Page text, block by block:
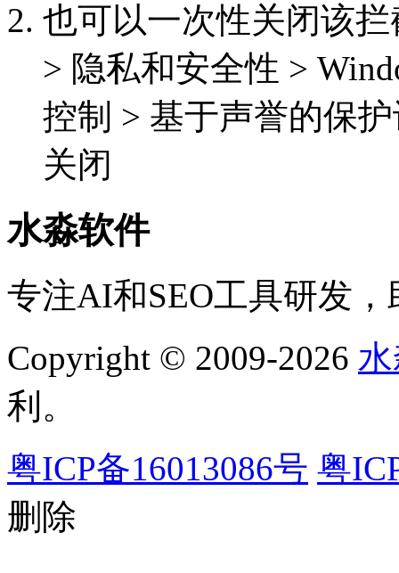
也可以一次性关闭该
> 隐私和安全性 >
控制 > 基于声誉的保
关闭
水淼软件
专注AI和SEO工具研发
Copyright © 2009-2026
利。
粤ICP备16013086号 粤
删除